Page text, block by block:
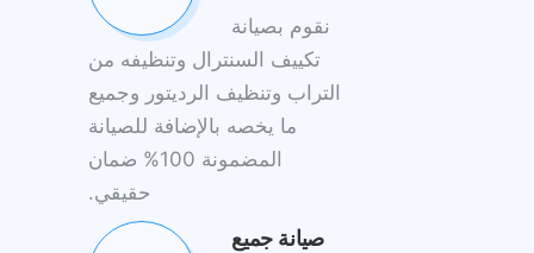
نقوم بصيانة
تكييف السنترال وتنظيفه من
التراب وتنظيف الرديتور وجميع
ما يخصه بالإضافة للصيانة
المضمونة 100% ضمان
حقيقي.
صيانة جميع